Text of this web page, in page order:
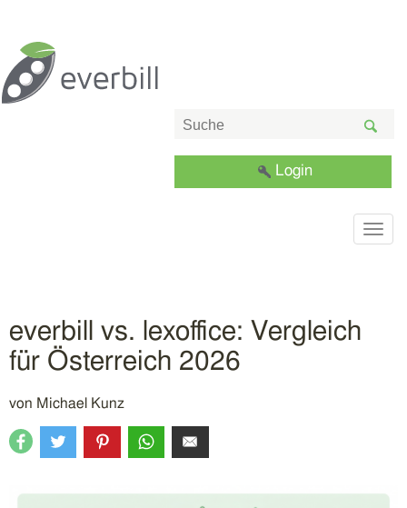
Login
everbill vs. lexoffice: Vergleich
für Österreich 2026
von Michael Kunz